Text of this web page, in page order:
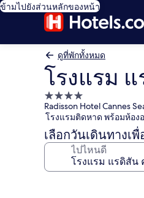
ข้ามไปยังส่วนหลักของหน้า
ดูที่พักทั้งหมด
โรงแรม
ที่พัก
4.0
ดาว
Radisson Hotel Cannes
โรงแรมติดหาด พร้อมห้อง
เลือกวันเดินทางเ
ไปไหนดี